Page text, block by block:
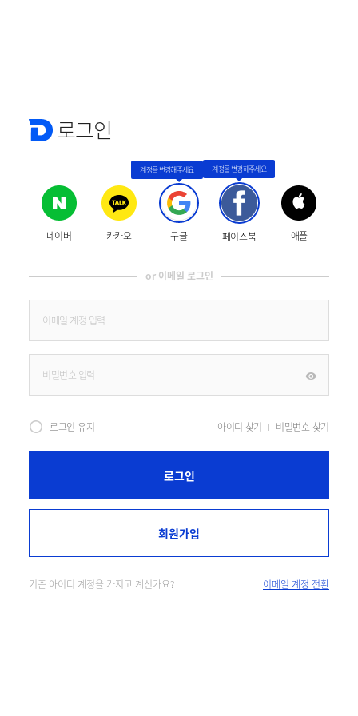
로그인
네이버 카카오 구글 페이스북 애플
or 이메일 로그인
로그인 유지 아이디 찾기 비밀번호 찾기
로그인
회원가입
기존 아이디 계정을 가지고 계신가요? 이메일 계정 전환